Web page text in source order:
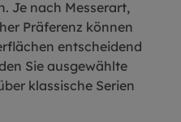
Je nach Messerart,
Präferenz können
entscheidend
Sie ausgewählte
klassische Serien